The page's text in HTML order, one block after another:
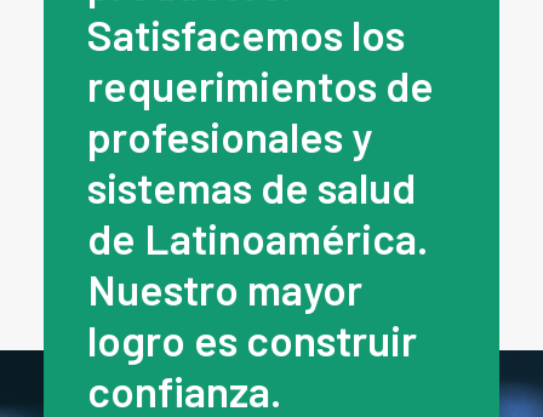
Satisfacemos los
requerimientos de
profesionales y
sistemas de salud
de Latinoamérica.
Nuestro mayor
logro es construir
confianza.